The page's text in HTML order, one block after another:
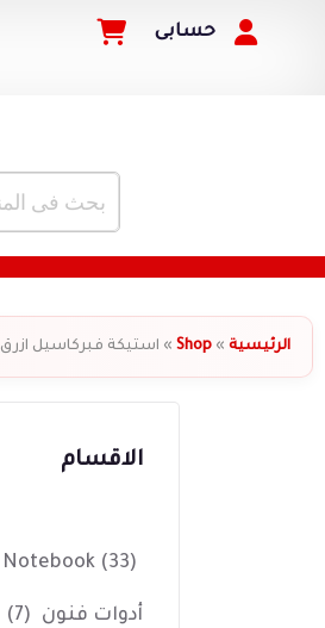
حسابى
الرئيسية »
Shop
» استيكة فبركاسيل ازرق
الاقسام
Notebook (33)
أدوات فنون (7)